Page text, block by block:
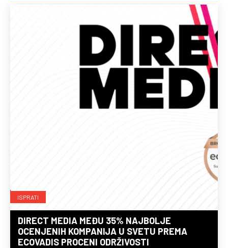
ISPRATI
DIRECT MEDIA MEĐU 35% NAJBOLJE
OCENJENIH KOMPANIJA U SVETU PREMA
ECOVADIS PROCENI ODRŽIVOSTI